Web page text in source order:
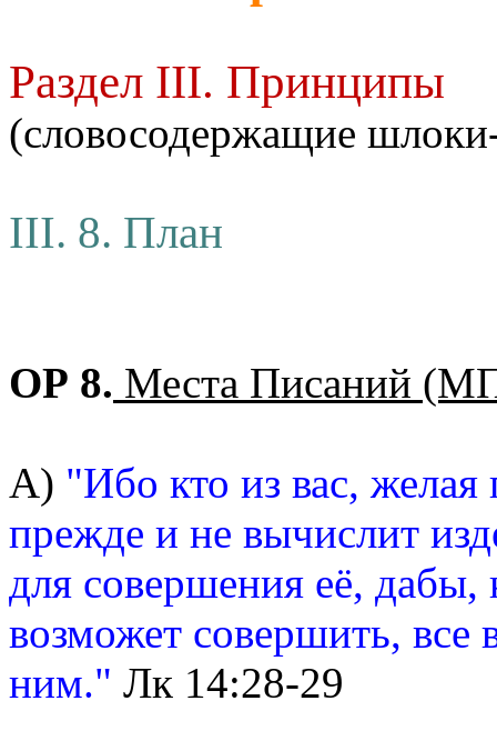
Раздел III. Принципы
(словосодержащие
III. 8. План
ОР 8. Места Писаний
А) "Ибо кто из вас,
прежде и не вычислит
для совершения её, дабы,
возможет совершить, все
ним." Лк 14:28-29